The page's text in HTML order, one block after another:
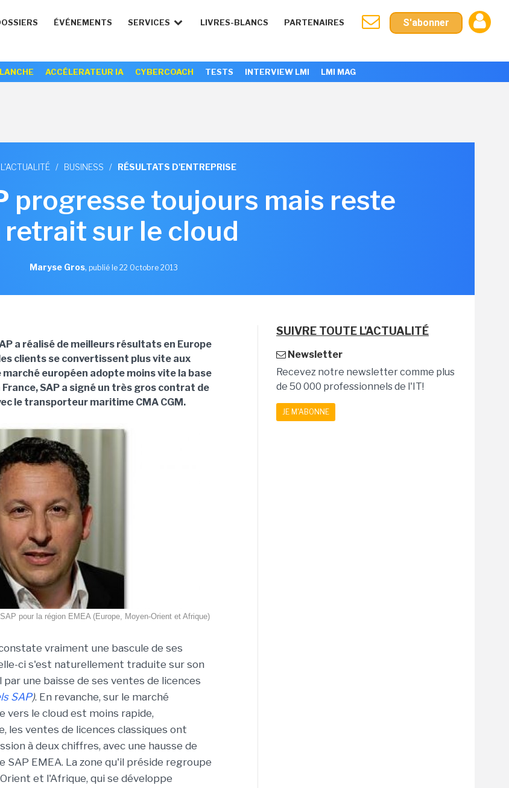
ÉVÉNEMENTS SERVICES LIVRES-BLANCS PARTENAIRES S'abonner
ACCÉLERATEUR IA CYBERCOACH TESTS INTERVIEW LMI LMI MAG
/ BUSINESS / RÉSULTATS D'ENTREPRISE
progresse toujours mais reste
retrait sur le cloud
Maryse Gros, publié le 22 Octobre 2013
a réalisé de meilleurs résultats en Europe
clients se convertissent plus vite aux
marché européen adopte moins vite la base
France, SAP a signé un très gros contrat de
le transporteur maritime CMA CGM.
pour la région EMEA (Europe, Moyen-Orient et Afrique)
vraiment une bascule de ses
ci s'est naturellement traduite sur son
une baisse de ses ventes de licences
SAP). En revanche, sur le marché
vers le cloud est moins rapide,
les ventes de licences classiques ont
à deux chiffres, avec une hausse de
SAP EMEA. La zone qu'il préside regroupe
et l'Afrique, qui se développe
SUIVRE TOUTE L'ACTUALITÉ
Newsletter
Recevez notre newsletter comme plus
de 50 000 professionnels de l'IT!
JE M'ABONNE